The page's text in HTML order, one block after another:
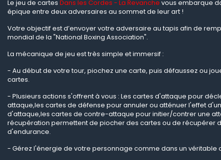
Le jeu de cartes Dans les Cordes - La Revanche vous embarque
épique entre deux adversaires au sommet de leur art !
Votre objectif est d’envoyer votre adversaire au tapis afin de
mondial de la "National Boxing Association".
La mécanique de jeu est très simple et immersif :
- Au début de votre tour, piochez une carte, puis défaussez ou
cartes.
- Plusieurs actions s'offrent à vous : Les cartes d'attaque pour
attaque,les cartes de défense pour annuler ou atténuer l'effet
d'attaque,les cartes de contre-attaque pour initier/contrer une
récupération permettent de piocher des cartes ou de récupérer
d'endurance.
- Gérez l'énergie de votre personnage comme dans un véritable